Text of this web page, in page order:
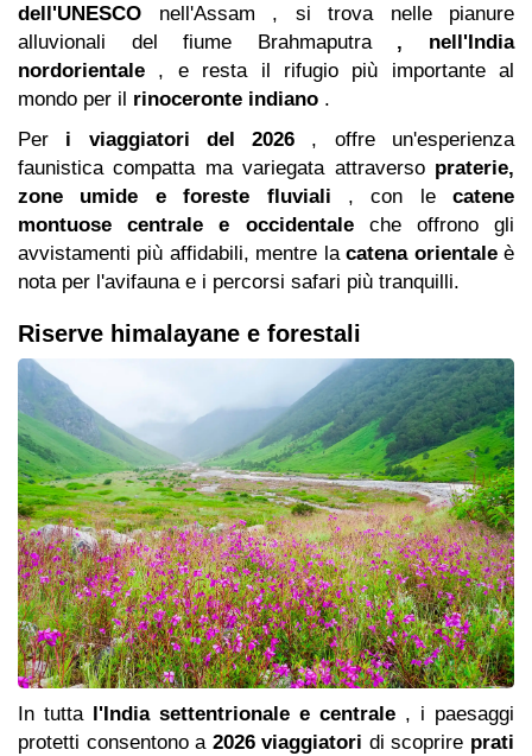
dell'UNESCO nell'Assam , si trova nelle pianure
alluvionali del fiume Brahmaputra , nell'India
nordorientale , e resta il rifugio più importante al
mondo per il rinoceronte indiano .
Per i viaggiatori del 2026 , offre un'esperienza
faunistica compatta ma variegata attraverso praterie,
zone umide e foreste fluviali , con le catene
montuose centrale e occidentaleche offrono gli
avvistamenti più affidabili, mentre lacatena orientaleè
nota per l'avifauna e i percorsi safari più tranquilli.
Riserve himalayane e forestali
In tutta l'India settentrionale e centrale , i paesaggi
protetti consentono a 2026 viaggiatori di scoprire prati